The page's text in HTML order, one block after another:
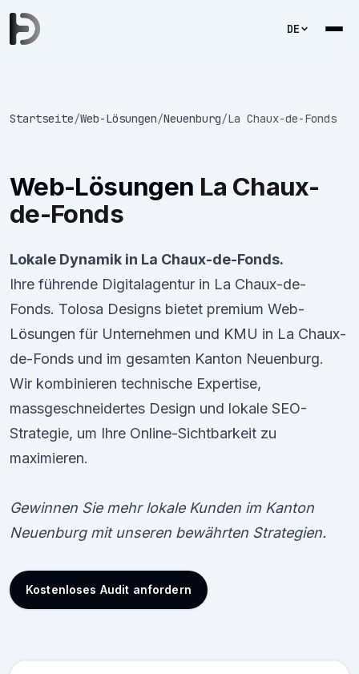
DE
Startseite/Web-Lösungen/Neuenburg/La Chaux-de-Fonds
Web-Lösungen La Chaux-
de-Fonds
Lokale Dynamik in La Chaux-de-Fonds.
Ihre führende Digitalagentur in La Chaux-de-
Fonds. Tolosa Designs bietet premium Web-
Lösungen für Unternehmen und KMU in La Chaux-
de-Fonds und im gesamten Kanton Neuenburg.
Wir kombinieren technische Expertise,
massgeschneidertes Design und lokale SEO-
Strategie, um Ihre Online-Sichtbarkeit zu
maximieren.
Gewinnen Sie mehr lokale Kunden im Kanton
Neuenburg mit unseren bewährten Strategien.
Kostenloses Audit anfordern